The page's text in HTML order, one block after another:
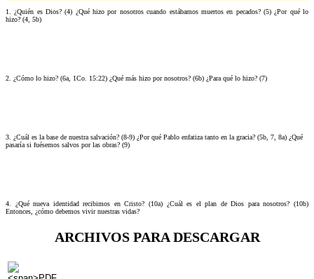
1. ¿Quién es Dios? (4) ¿Qué hizo por nosotros cuando estábamos muertos en pecados? (5) ¿Por qué lo
hizo? (4, 5b)
2. ¿Cómo lo hizo? (6a, 1Co. 15:22) ¿Qué más hizo por nosotros? (6b) ¿Para qué lo hizo? (7)
3. ¿Cuál es la base de nuestra salvación? (8-9) ¿Por qué Pablo enfatiza tanto en la gracia? (5b, 7, 8a) ¿Qué
pasaría si fuésemos salvos por las obras? (9)
4. ¿Qué nueva identidad recibimos en Cristo? (10a) ¿Cuál es el plan de Dios para nosotros? (10b)
Entonces, ¿cómo debemos vivir nuestras vidas?
ARCHIVOS PARA DESCARGAR